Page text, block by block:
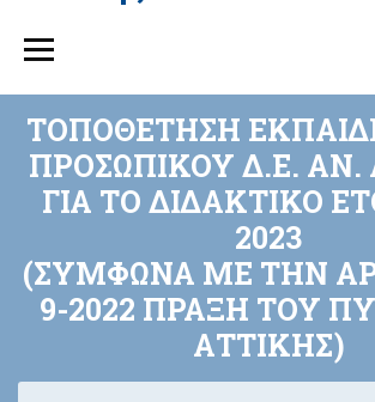
ΤΟΠΟΘΕΤΗΣΗ
ΠΡΟΣΩΠΙΚΟΥ Δ.Ε. ΑΝ.
ΓΙΑ ΤΟ ΔΙΔΑΚΤΙΚΟ
2023
(ΣΥΜΦΩΝΑ ΜΕ ΤΗΝ
9-2022 ΠΡΑΞΗ ΤΟΥ
ΑΤΤΙΚΗΣ)